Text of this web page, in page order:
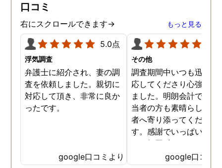
口コミ
右にスクロールできます→ もっと見る
5.0点
浮気調査
弁護士に紹介され、妻の調
査を依頼しました。親切に
対応して頂き、非常に良か
ったです。
google口コミより
その他
調査期間中いつも迅速に
応してくださり心強く感
ました。明朗会計ですし
当者の方も素晴らしく依
者へ寄り添ってください
す。感謝でいっぱいです
あッ毎回 出して頂いた
茶が美味しくてさらに「
google口コミ